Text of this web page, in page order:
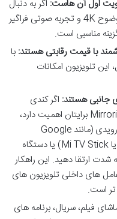
اول آن هاست: اگر به دنبال
تصویری شفاف و رنگ های غنی با وضوح 4K و تجربه صوتی فراگیر
با قیمت رقابتی هستند: با
تلویزیون امکانات
جانبی هستند: اگر کندی
سیستم عامل یا محدودیت های Mirroring برایتان اهمیت دارد،
می توانید با افزودن یک استیک اندرویدی (مانند Google
Chromecast with Google TV یا Mi TV Stick) یا دستگاه
ارتقا دهید. این راهکار
های داخلی تلویزیون های
است.
فیلم، سریال، برنامه های